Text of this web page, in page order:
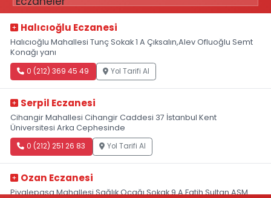
Halıcıoğlu Eczanesi
Halıcıoğlu Mahallesi Tunç Sokak 1 A Çıksalın,Alev Ofluoğlu Semt
Konağı yanı
0 (212) 369 45 49 Yol Tarifi Al
Serpil Eczanesi
Cihangir Mahallesi Cihangir Caddesi 37 İstanbul Kent
Üniversitesi Arka Cephesinde
0 (212) 251 26 83 Yol Tarifi Al
Ozan Eczanesi
Piyalepaşa Mahallesi Sağlık Ocağı Sokak 9 A Fatih Sultan ASM